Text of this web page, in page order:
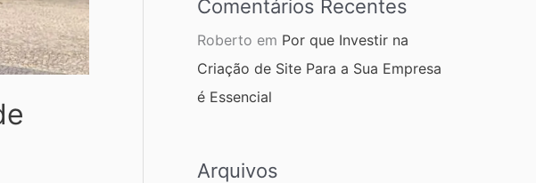
Comentários Recentes
Roberto em Por que Investir na
Criação de Site Para a Sua Empresa
é Essencial
Arquivos